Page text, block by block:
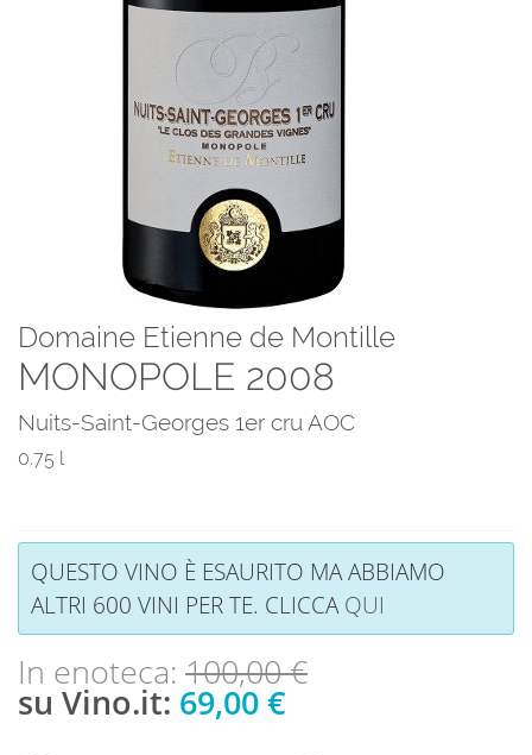
Domaine Etienne de Montille
MONOPOLE 2008
Nuits-Saint-Georges 1er cru AOC
0.75 l
QUESTO VINO È ESAURITO MA ABBIAMO
ALTRI 600 VINI PER TE. CLICCAQUI
In enoteca: 100,00 €
su Vino.it: 69,00 €